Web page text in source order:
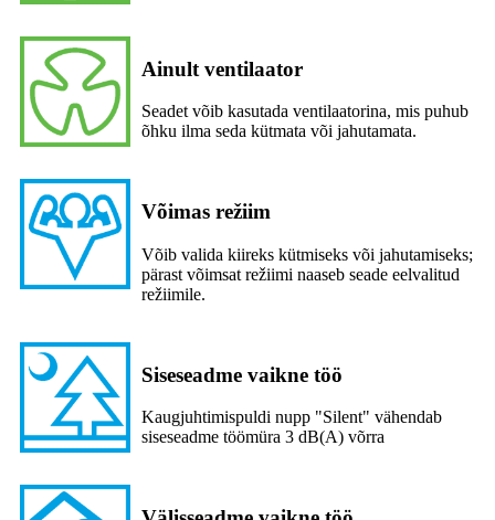
Ainult ventilaator
Seadet võib kasutada ventilaatorina, mis puhub
õhku ilma seda kütmata või jahutamata.
Võimas režiim
Võib valida kiireks kütmiseks või jahutamiseks;
pärast võimsat režiimi naaseb seade eelvalitud
režiimile.
Siseseadme vaikne töö
Kaugjuhtimispuldi nupp "Silent" vähendab
siseseadme töömüra 3 dB(A) võrra